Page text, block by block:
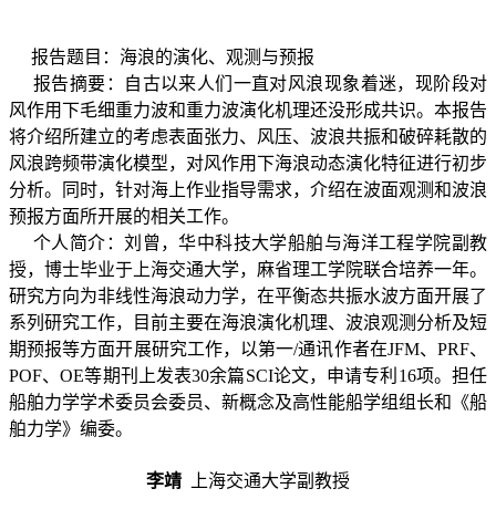
报告题目：海浪的演化、观测与预报
报告摘要：自古以来人们一直对风浪现象着迷，现阶段对
风作用下毛细重力波和重力波演化机理还没形成共识。本报告
将介绍所建立的考虑表面张力、风压、波浪共振和破碎耗散的
风浪跨频带演化模型，对风作用下海浪动态演化特征进行初步
分析。同时，针对海上作业指导需求，介绍在波面观测和波浪
预报方面所开展的相关工作。
个人简介：刘曾，华中科技大学船舶与海洋工程学院副教
授，博士毕业于上海交通大学，麻省理工学院联合培养一年。
研究方向为非线性海浪动力学，在平衡态共振水波方面开展了
系列研究工作，目前主要在海浪演化机理、波浪观测分析及短
期预报等方面开展研究工作，以第一/通讯作者在JFM、 PRF、
POF、OE等期刊上发表30余篇SCI论文，申请专利 16项。担任
船舶力学学术委员会委员、新概念及高性能船学组组长和《船
舶力学》编委。
李靖 上海交通大学副教授